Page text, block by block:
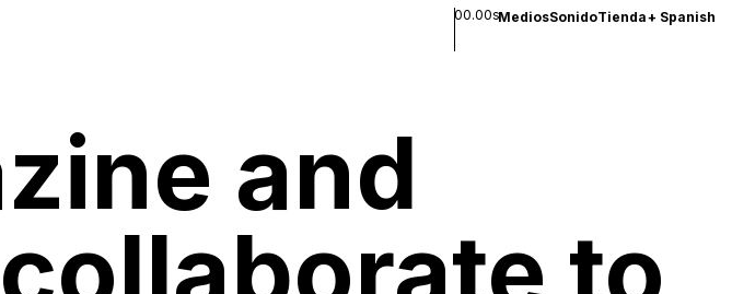
00.00sMediosSonidoTienda+ Spanish
and